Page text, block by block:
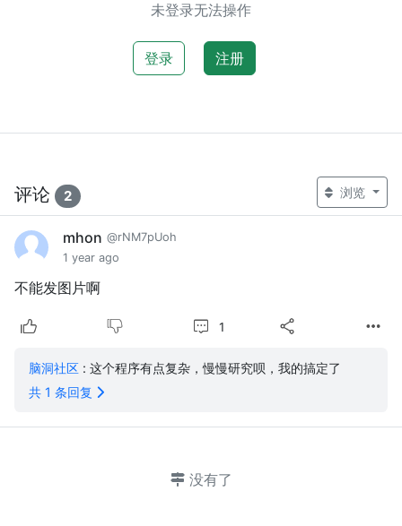
未登录无法操作
登录 注册
评论 2 浏览
mhon @rNM7pUoh
1 year ago
不能发图片啊
1
脑洞社区 : 这个程序有点复杂，慢慢研究呗，我的搞定了
共 1 条回复
没有了